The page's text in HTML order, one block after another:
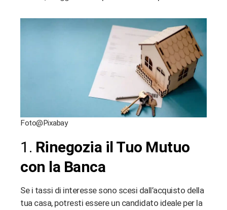
Foto@Pixabay
1. Rinegozia il Tuo Mutuo
con la Banca
Se i tassi di interesse sono scesi dall’acquisto della
tua casa, potresti essere un candidato ideale per la